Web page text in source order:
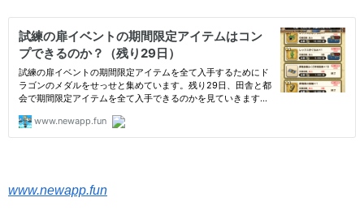
www.newapp.fun